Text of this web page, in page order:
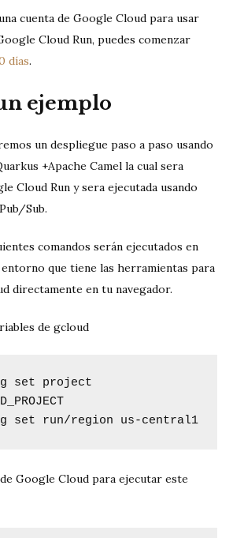
cuenta de Google Cloud para usar
Cloud Run, puedes comenzar
días.
ejemplo
un despliegue paso a paso usando
+Apache Camel la cual sera
Cloud Run y sera ejecutada usando
Sub.
comandos serán ejecutados en
entorno que tiene las herramientas para
directamente en tu navegador.
de gcloud
set project
set run/region us-central1
Google Cloud para ejecutar este